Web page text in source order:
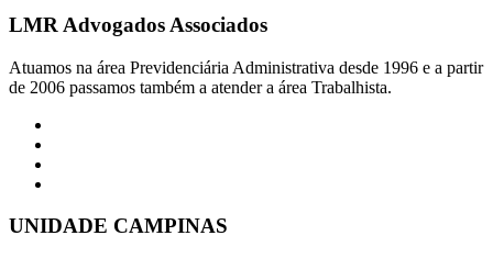
LMR Advogados Associados
Atuamos na área Previdenciária Administrativa desde 1996 e a partir
de 2006 passamos também a atender a área Trabalhista.
UNIDADE CAMPINAS